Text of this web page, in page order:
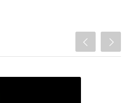
Εξαγωγής Για Honda